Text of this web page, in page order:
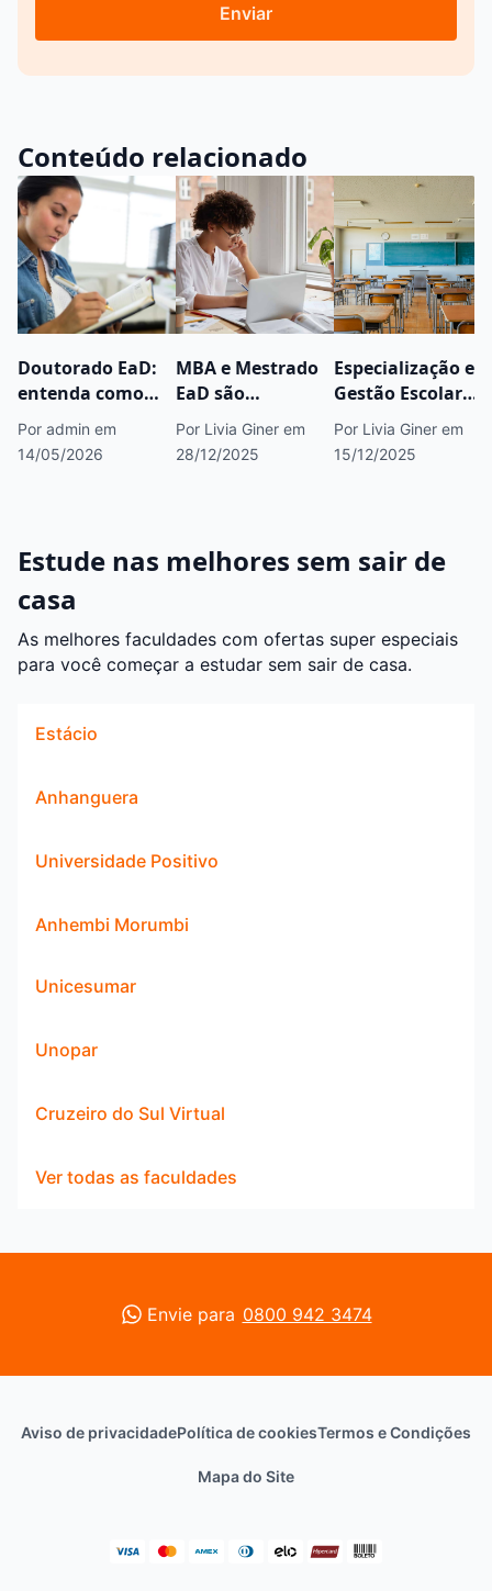
Enviar
Conteúdo relacionado
Doutorado EaD:
entenda como
funciona e saiba
onde fazer
Por admin em
14/05/2026
MBA e Mestrado
EaD são
reconhecidos pelo
MEC? Confira
Por Livia Giner em
28/12/2025
Especialização em
Gestão Escolar
EaD: como
funciona e o que
você aprende
Por Livia Giner em
15/12/2025
Estude nas melhores sem sair de
casa
As melhores faculdades com ofertas super especiais
para você começar a estudar sem sair de casa.
Estácio
Anhanguera
Universidade Positivo
Anhembi Morumbi
Unicesumar
Unopar
Cruzeiro do Sul Virtual
Ver todas as faculdades
Envie para 0800 942 3474
Aviso de privacidadePolítica de cookiesTermos e Condições
Mapa do Site